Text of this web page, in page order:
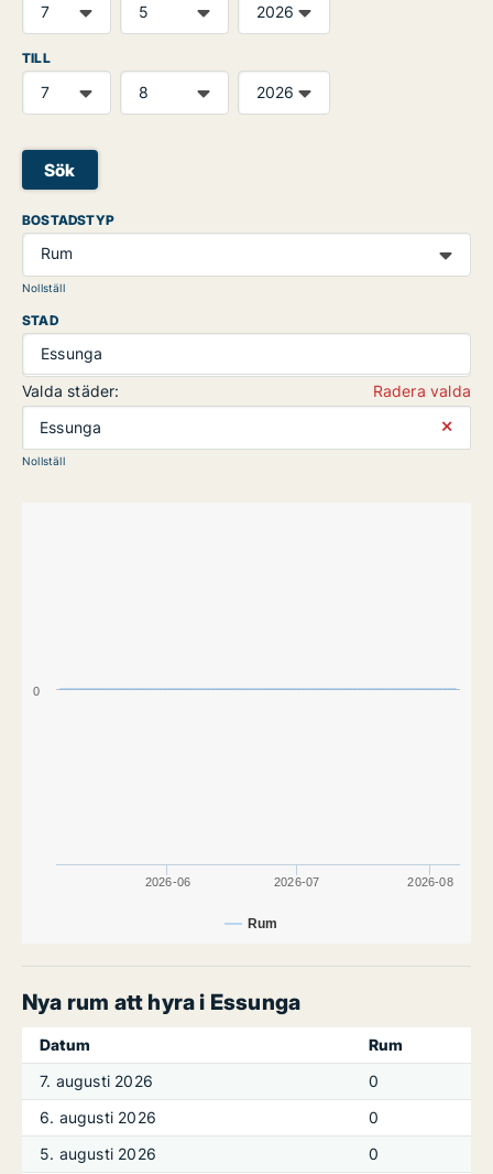
TILL
Sök
BOSTADSTYP
Rum
Nollställ
STAD
Essunga
Valda städer:
Radera valda
Essunga
⨯
Nollställ
Rum
2026-06 2026-07 2026-08
0
Nya rum att hyra i Essunga
Datum
Rum
7. augusti 2026
0
6. augusti 2026
0
5. augusti 2026
0